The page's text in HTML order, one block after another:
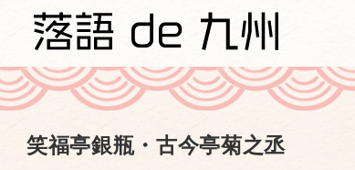
笑福亭銀瓶・古今亭菊之丞